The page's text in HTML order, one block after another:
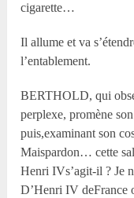
cigarette…
Il allume et va
l’entablement.
BERTHOLD, qui
perplexe, promène
puis,examinant son
Maispardon… cette
Henri IVs’agit-il ? Je
D’Henri IV deFrance